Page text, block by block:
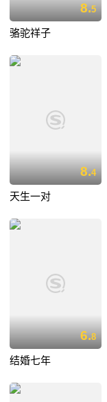
8.5
骆驼祥子
8.4
天生一对
6.8
结婚七年